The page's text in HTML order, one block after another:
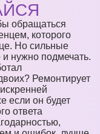
обращаться
которого
Но сильные
нужно подмечать.
Ремонтирует
если он будет
ответа